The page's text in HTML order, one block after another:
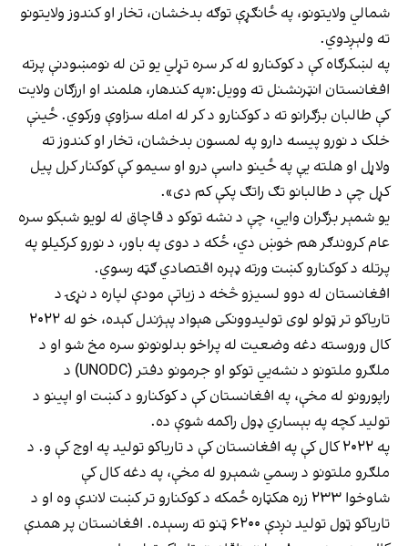
شمالي ولایتونو، په ځانګړې توګه بدخشان، تخار او کندوز ولایتونو
ته ولېږدوي.
په لښکرګاه کې د کوکنارو له کر سره تړلي یو تن له نومښودنې پرته
افغانستان انټرنشنل ته وویل:«په کندهار، هلمند او ارزګان ولایت
کې طالبان بزګرانو ته د کوکنارو د کر له امله سزاوې ورکوي. ځینې
خلک د نورو پیسه دارو په لمسون بدخشان، تخار او کندوز ته
ولاړل او هلته یې په ځینو داسې درو او سیمو کې کوکنار کرل پیل
کړل چې د طالبانو تګ راتګ پکې کم دی».
یو شمېر بزګران وايي، چې د نشه توکو د قاچاق له لویو شبکو سره
عام کروندګر هم خوښ دي، ځکه د دوی په باور، د نورو کرکیلو په
پرتله د کوکنارو کښت ورته ډېره اقتصادي ګټه رسوي.
افغانستان له دوو لسیزو څخه د زیاتې مودې لپاره د نړۍ د
تاریاکو تر ټولو لوی تولیدوونکی هېواد پېژندل کېده، خو له ۲۰۲۲
کال وروسته دغه وضعیت له پراخو بدلونونو سره مخ شو او د
ملګرو ملتونو د نشه‌يي توکو او جرمونو دفتر (UNODC) د
راپورونو له مخې، په افغانستان کې د کوکنارو د کښت او اپینو د
تولید کچه په بېساري ډول راکمه شوې ده.
په ۲۰۲۲ کال کې په افغانستان کې د تاریاکو تولید په اوج کې و. د
ملګرو ملتونو د رسمي شمېرو له مخې، په‌ دغه کال کې
شاوخوا ۲۳۳ زره هکټاره ځمکه د کوکنارو تر کښت لاندې وه او د
تاریاکو ټول تولید نږدې ۶۲۰۰ ټنو ته رسېده. افغانستان پر همدې